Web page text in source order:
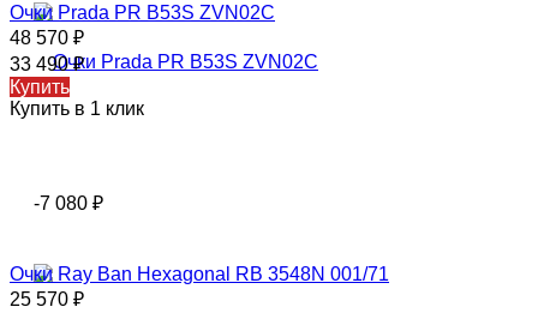
Очки Prada PR B53S ZVN02C
48 570 ₽
33 490₽
Купить
Купить в 1 клик
-7 080 ₽
Очки Ray Ban Hexagonal RB 3548N 001/71
25 570 ₽